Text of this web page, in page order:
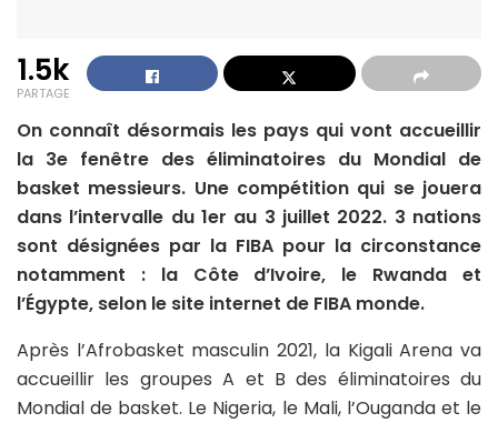
1.5k
PARTAGE
On connaît désormais les pays qui vont accueillir
la 3e fenêtre des éliminatoires du Mondial de
basket messieurs. Une compétition qui se jouera
dans l’intervalle du 1er au 3 juillet 2022. 3 nations
sont désignées par la FIBA pour la circonstance
notamment : la Côte d’Ivoire, le Rwanda et
l’Égypte, selon le site internet de FIBA monde.
Après l’Afrobasket masculin 2021, la Kigali Arena va
accueillir les groupes A et B des éliminatoires du
Mondial de basket. Le Nigeria, le Mali, l’Ouganda et le